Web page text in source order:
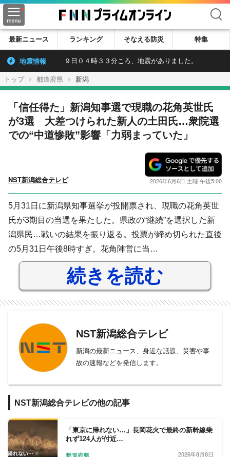
検索
最新ニュース ランキング そなえる防災 特集
地震情報 ９日０４時３３分ころ、地震がありました。
トップ 都道府県 新潟
「信任得た」新潟知事選で現職の花角英世氏
が3選 大差つけられた新人の土田氏…衆院選
での“中道惨敗”影響「力弱まっていた」
NST新潟総合テレビ 2026年6月6日 土曜 午後5:00
5月31日に新潟県知事選挙が投開票され、現職の花角英世
氏が3期目の当選を果たした。県政の“継続”を選択した新
潟県民…戦いの結果を振り返る。投票が締め切られた直後
の5月31日午後8時すぎ。花角陣営に当…
続きを読む
NST新潟総合テレビ
新潟の最新ニュース、身近な話題、災害や事
故の速報などを発信します。
NST新潟総合テレビの他の記事
「東京に帰れない…」長岡花火で最終の新幹線乗
れず124人が付近…
都道府県 2026年8月8日